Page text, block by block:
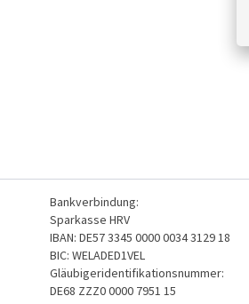
Bankverbindung:
Sparkasse HRV
IBAN: DE57 3345 0000 0034 3129 18
BIC: WELADED1VEL
Gläubigeridentifikationsnummer:
DE68 ZZZ0 0000 7951 15